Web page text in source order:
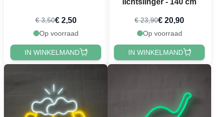
€ 3,50€ 2,50
Op voorraad
IN WINKELMAND
lichtslinger - 140 cm
€ 23,90€ 20,90
Op voorraad
IN WINKELMAND